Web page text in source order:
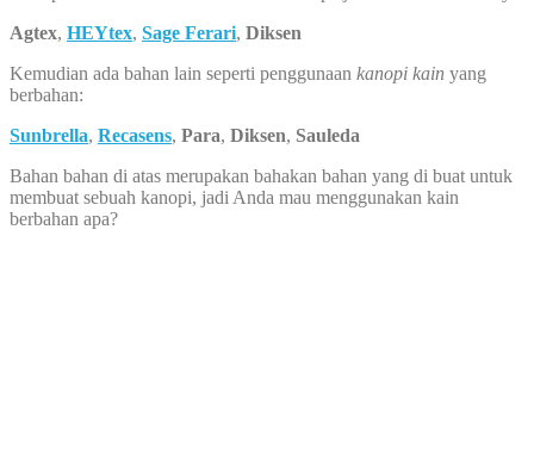
Agtex, HEYtex, Sage Ferari, Diksen
Kemudian ada bahan lain seperti penggunaan kanopi kain yang
berbahan:
Sunbrella, Recasens, Para, Diksen, Sauleda
Bahan bahan di atas merupakan bahakan bahan yang di buat untuk
membuat sebuah kanopi, jadi Anda mau menggunakan kain
berbahan apa?